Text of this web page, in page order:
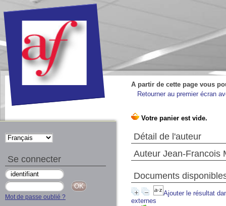
A partir de cette page vous
Retourner au premier écran
Détail de l'auteur
Auteur Jean-Francois
Documents
Ajouter le résultat
externes
Se connecter
Mot de passe oublié ?